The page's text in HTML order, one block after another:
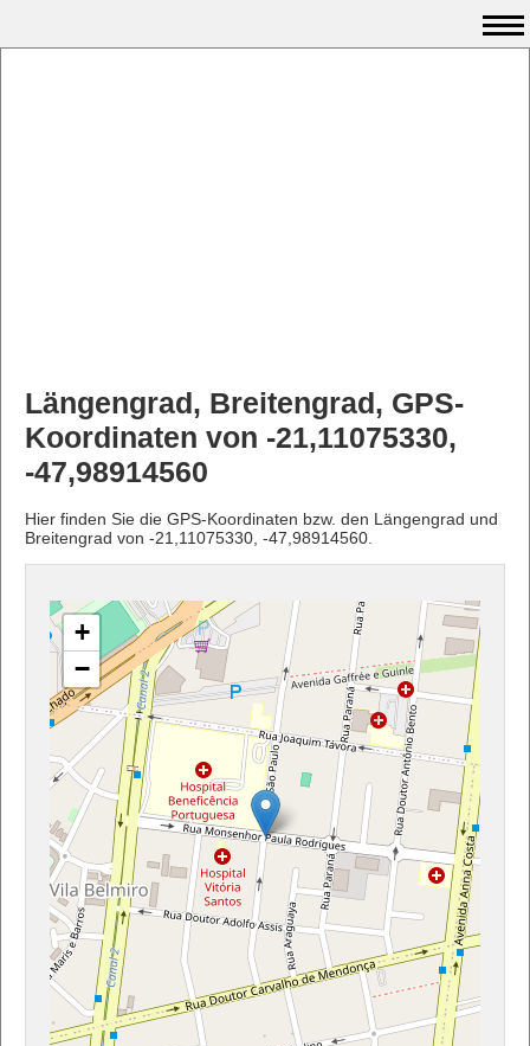
Längengrad, Breitengrad, GPS-
Koordinaten von -21,11075330,
-47,98914560
Hier finden Sie die GPS-Koordinaten bzw. den Längengrad und
Breitengrad von -21,11075330, -47,98914560.
+
−